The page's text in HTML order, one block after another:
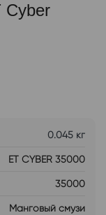
Cyber
0.045 кг
ET CYBER 35000
35000
Манговый смузи